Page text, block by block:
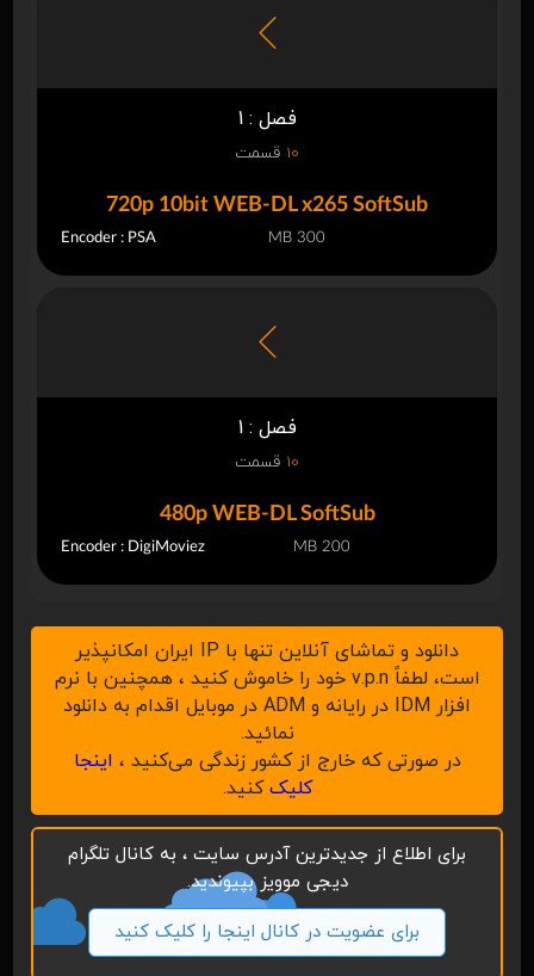
فصل : 1
10 قسمت
720p 10bit WEB-DL x265 SoftSub
Encoder : PSA 300 MB
فصل : 1
10 قسمت
480p WEB-DL SoftSub
Encoder : DigiMoviez 200 MB
دانلود و تماشای آنلاین تنها با IP ایران امکانپذیر
است، لطفاً v.p.n خود را خاموش کنید ، همچنین با نرم
افزار IDM در رایانه و ADM در موبایل اقدام به دانلود
نمائید.
در صورتی که خارج از کشور زندگی می‌کنید ، اینجا
کلیککنید.
برای اطلاع از جدیدترین آدرس سایت ، به کانال تلگرام
دیجی موویز بپیوندید.
برای عضویت در کانال اینجا را کلیک کنید